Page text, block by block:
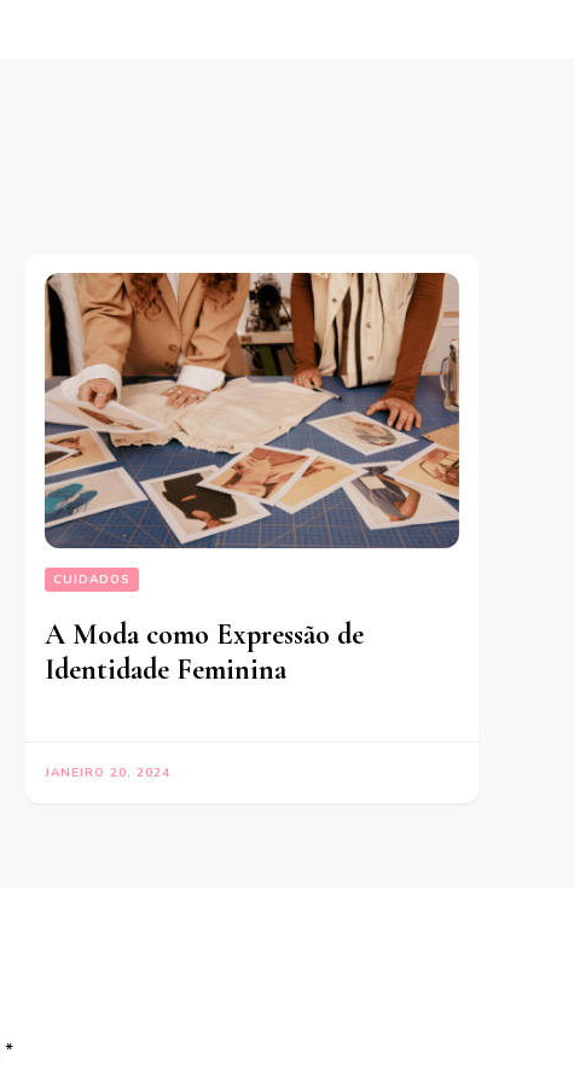
CUIDADOS
A Moda como Expressão de
Identidade Feminina
JANEIRO 20, 2024
*